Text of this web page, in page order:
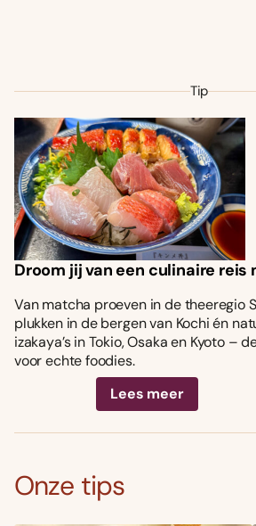
Tip
Droom jij van een culinaire reis
Van matcha proeven in de theeregio
plukken in de bergen van Kochi én
izakaya’s in Tokio, Osaka en Kyoto –
voor echte foodies.
Lees meer
Onze tips